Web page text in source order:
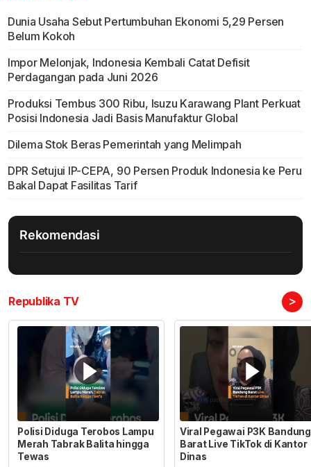
Dunia Usaha Sebut Pertumbuhan Ekonomi 5,29 Persen
Belum Kokoh
Impor Melonjak, Indonesia Kembali Catat Defisit
Perdagangan pada Juni 2026
Produksi Tembus 300 Ribu, Isuzu Karawang Plant Perkuat
Posisi Indonesia Jadi Basis Manufaktur Global
Dilema Stok Beras Pemerintah yang Melimpah
DPR Setujui IP-CEPA, 90 Persen Produk Indonesia ke Peru
Bakal Dapat Fasilitas Tarif
Rekomendasi
Republika TV >
Polisi Diduga Terobos Lampu
Merah Tabrak Balita hingga
Tewas
Viral Pegawai P3K Bandung
Barat Live TikTok di Kantor
Dinas